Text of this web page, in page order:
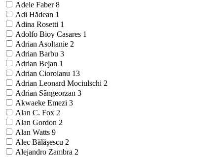
Adele Faber8
Adi Hădean 1
Adina Rosetti 1
Adolfo Bioy Casares 1
Adrian Asoltanie 2
Adrian Barbu 3
Adrian Bejan 1
Adrian Cioroianu 13
Adrian Leonard Mociulschi 2
Adrian Sângeorzan 3
Akwaeke Emezi 3
Alan C. Fox 2
Alan Gordon 2
Alan Watts 9
Alec Bălășescu 2
Alejandro Zambra 2